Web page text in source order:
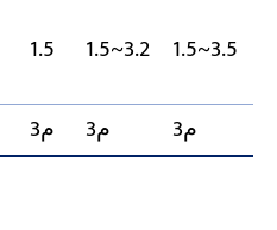
1.5 1.5~3.2 1.5~3.5
م3 م3 م3